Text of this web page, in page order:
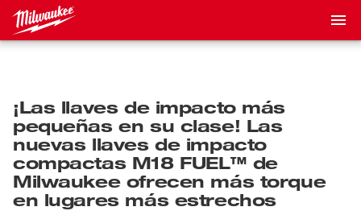
¡Las llaves de impacto más
pequeñas en su clase! Las
nuevas llaves de impacto
compactas M18 FUEL™ de
Milwaukee ofrecen más torque
en lugares más estrechos